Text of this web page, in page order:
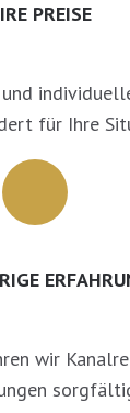
PREISE
für Ihre
wir